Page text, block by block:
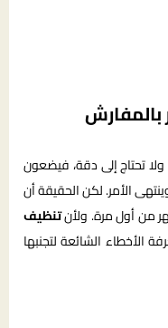
بالمفارش
تحتاج إلى دقة، فيضعون
الأمر. لكن الحقيقة أن
من أول مرة. ولأنتنظيف
الأخطاء الشائعة لتجنبها